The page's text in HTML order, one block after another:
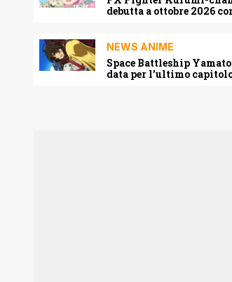
debutta a ottobre 2026
NEWS ANIME
Space Battleship
data per l’ultimo